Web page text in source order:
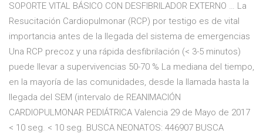
SOPORTE VITAL BÁSICO CON DESFIBRILADOR EXTERNO … La
Resucitación Cardiopulmonar (RCP) por testigo es de vital
importancia antes de la llegada del sistema de emergencias
Una RCP precoz y una rápida desfibrilación (< 3-5 minutos)
puede llevar a supervivencias 50-70 % La mediana del tiempo,
en la mayoría de las comunidades, desde la llamada hasta la
llegada del SEM (intervalo de REANIMACIÓN
CARDIOPULMONAR PEDIÁTRICA Valencia 29 de Mayo de 2017
< 10 seg. < 10 seg. BUSCA NEONATOS: 446907 BUSCA